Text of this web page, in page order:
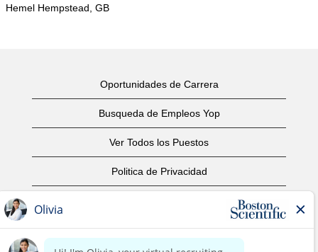
Hemel Hempstead, GB
Oportunidades de Carrera
Busqueda de Empleos Yop
Ver Todos los Puestos
Politica de Privacidad
Aviso de Derechos de Autor